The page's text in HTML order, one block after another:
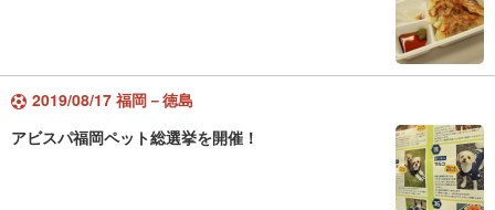
2019/08/17 福岡－徳島
アビスパ福岡ペット総選挙を開催！